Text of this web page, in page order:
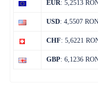
Marți
12 august
EUR: 5,2513
USD: 4,5507
CHF: 5,6221
GBP: 6,1236